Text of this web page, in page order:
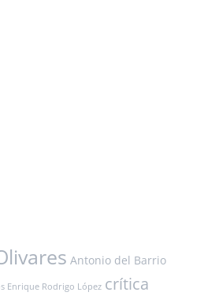
Antonio del Barrio
Enrique Rodrigo López crítica